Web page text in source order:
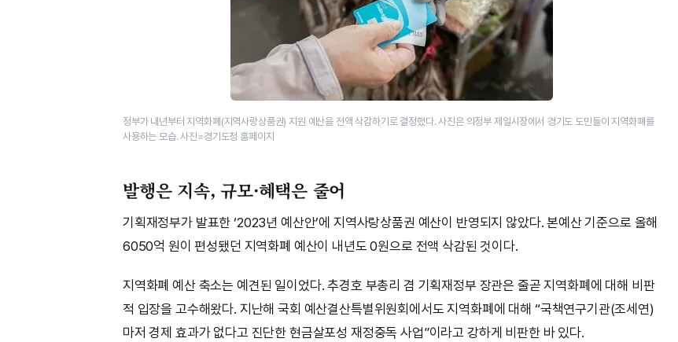
정부가 내년부터 지역화폐(지역사랑상품권) 지원 예산을 전액 삭감하기로 결정했다. 사진은 의정부 제일시장에서 경기도 도민들이 지역화폐를
사용하는 모습. 사진=경기도청 홈페이지
발행은 지속, 규모·혜택은 줄어
기획재정부가 발표한 ‘2023년 예산안’에 지역사랑상품권 예산이 반영되지 않았다. 본예산 기준으로 올해
6050억 원이 편성됐던 지역화폐 예산이 내년도 0원으로 전액 삭감된 것이다.
지역화폐 예산 축소는 예견된 일이었다. 추경호 부총리 겸 기획재정부 장관은 줄곧 지역화폐에 대해 비판
적 입장을 고수해왔다. 지난해 국회 예산결산특별위원회에서도 지역화폐에 대해 “국책연구기관(조세연)
마저 경제 효과가 없다고 진단한 현금살포성 재정중독 사업”이라고 강하게 비판한 바 있다.